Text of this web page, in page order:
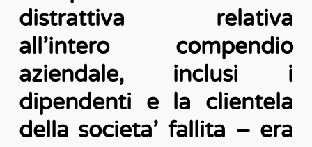
distrattiva relativa
all’intero compendio
aziendale, inclusi i
dipendenti e la clientela
della societa’ fallita – era